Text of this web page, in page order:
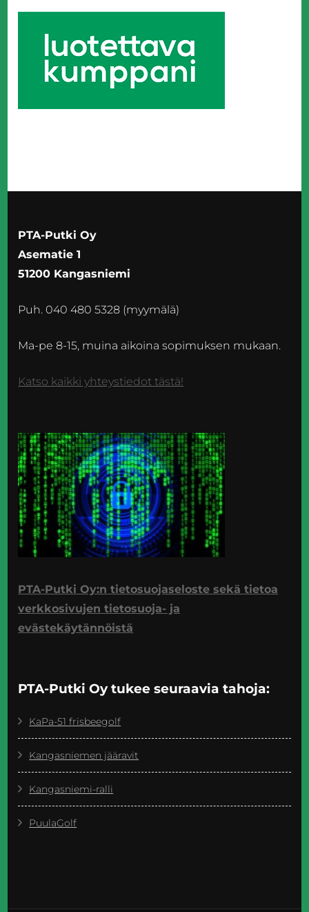
PTA-Putki Oy
Asematie 1
51200 Kangasniemi
Puh. 040 480 5328 (myymälä)
Ma-pe 8-15, muina aikoina sopimuksen mukaan.
Katso kaikki yhteystiedot tästä!
PTA-Putki Oy:n tietosuojaseloste sekä tietoa
verkkosivujen tietosuoja- ja
evästekäytännöistä
PTA-Putki Oy tukee seuraavia tahoja:
KaPa-51 frisbeegolf
Kangasniemen jääravit
Kangasniemi-ralli
PuulaGolf